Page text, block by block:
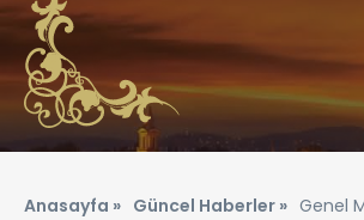
Anasayfa » Güncel Haberler » Genel